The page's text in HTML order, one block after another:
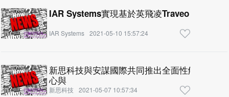
IAR Systems實現基於英飛凌Traveo II 之可擴
IAR Systems 2021-05-10 15:57:24
新思科技與安謀國際共同推出全面性解決方案
心與
新思科技 2021-05-07 10:57:34